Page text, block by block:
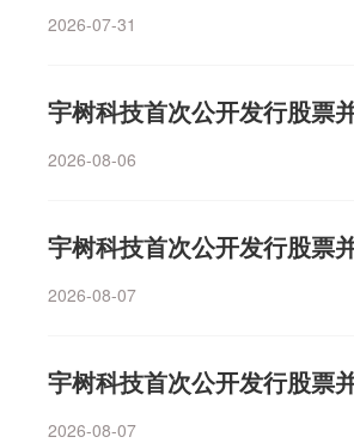
瓷电容器（MLCC）行业进入新一
证券研报显示，MLCC在AI服务器
长，超高容MLCC现货紧缺、交期
上，超高容MLCC产品需求旺盛但
2026-07-31
宇树科技首次公开发行股票
2026-08-06
宇树科技首次公开发行股票
2026-08-07
宇树科技首次公开发行股票
2026-08-07